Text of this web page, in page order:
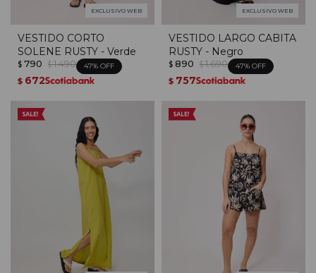
EXCLUSIVO WEB
VESTIDO CORTO
SOLENE RUSTY - Verde
$ 790 $ 1.490 47
$ 672
EXCLUSIVO WEB
VESTIDO LARGO CABITA
RUSTY - Negro
$ 890 $ 1.690 47
$ 757